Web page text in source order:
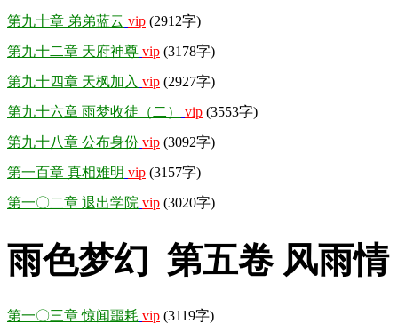
第九十章 弟弟蓝云 vip (2912字)
第九十二章 天府神尊 vip (3178字)
第九十四章 天枫加入 vip (2927字)
第九十六章 雨梦收徒（二）
vip (3553字)
第九十八章 公布身份 vip (3092字)
第一百章 真相难明 vip (3157字)
第一〇二章 退出学院 vip (3020字)
雨色梦幻 第五卷 风雨情
第一〇三章 惊闻噩耗 vip (3119字)